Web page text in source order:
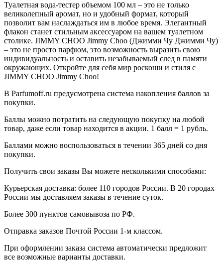
Туалетная вода-тестер объемом 100 мл – это не только
великолепный аромат, но и удобный формат, который
позволит вам наслаждаться им в любое время. Элегантный
флакон станет стильным аксессуаром на вашем туалетном
столике. JIMMY CHOO Jimmy Choo (Джимми Чу Джимми Чу)
– это не просто парфюм, это возможность выразить свою
индивидуальность и оставить незабываемый след в памяти
окружающих. Откройте для себя мир роскоши и стиля с
JIMMY CHOO Jimmy Choo!
В Parfumoff.ru предусмотрена система накопления баллов за
покупки.
Баллы можно потратить на следующую покупку на любой
товар, даже если товар находится в акции. 1 балл = 1 рубль.
Баллами можно воспользоваться в течении 365 дней со дня
покупки.
Получить свои заказы Вы можете несколькими способами:
Курьерская доставка: более 110 городов России. В 20 городах
России мы доставляем заказы в течение суток.
Более 300 пунктов самовывоза по РФ.
Отправка заказов Почтой России 1-м классом.
При оформлении заказа система автоматически предложит
все возможные варианты доставки.